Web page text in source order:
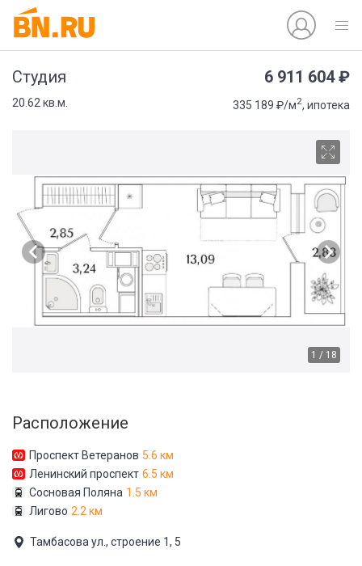
Студия 6 911 604 ₽
20.62 кв.м. 335 189 ₽/м2, ипотека
1 / 18
Расположение
Проспект Ветеранов 5.6 км
Ленинский проспект 6.5 км
Сосновая Поляна 1.5 км
Лигово 2.2 км
Тамбасова ул., строение 1, 5